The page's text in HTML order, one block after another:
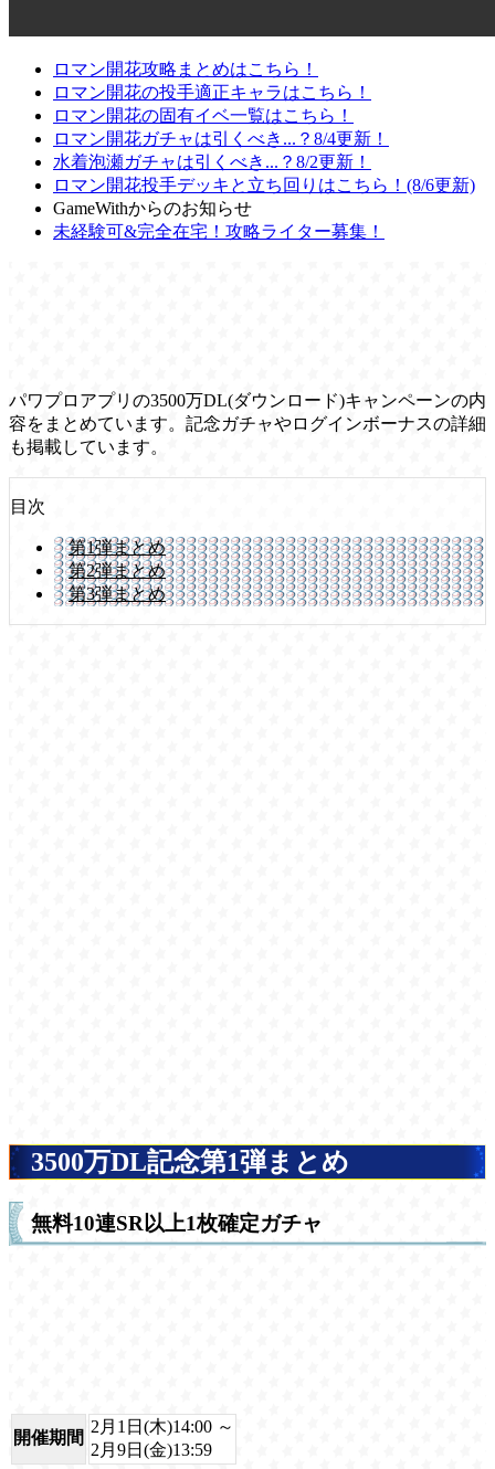
ロマン開花攻略まとめはこちら！
ロマン開花の投手適正キャラはこちら！
ロマン開花の固有イベ一覧はこちら！
ロマン開花ガチャは引くべき...？8/4更新！
水着泡瀬ガチャは引くべき...？8/2更新！
ロマン開花投手デッキと立ち回りはこちら！(8/6更新)
GameWithからのお知らせ
未経験可&完全在宅！攻略ライター募集！
パワプロアプリの3500万DL(ダウンロード)キャンペーンの内
容をまとめています。記念ガチャやログインボーナスの詳細
も掲載しています。
目次
第1弾まとめ
第2弾まとめ
第3弾まとめ
3500万DL記念第1弾まとめ
無料10連SR以上1枚確定ガチャ
開催期間
2月1日(木)14:00 ～
2月9日(金)13:59